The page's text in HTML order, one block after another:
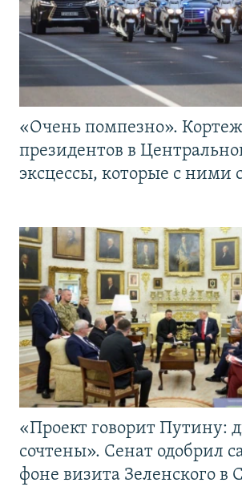
«Очень помпезно».
президентов в
эксцессы, которые с ними
«Проект говорит Путину:
сочтены». Сенат одобрил
фоне визита Зеленского